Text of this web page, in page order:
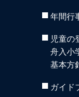
年間行
児童の
舟入小
基本方
ガイド